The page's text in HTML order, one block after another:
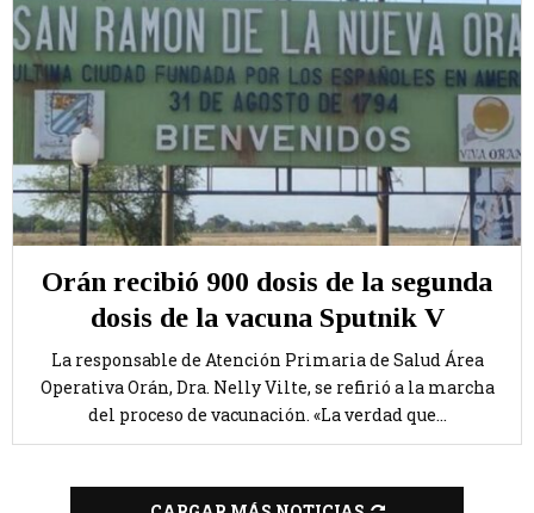
Orán recibió 900 dosis de la segunda
dosis de la vacuna Sputnik V
La responsable de Atención Primaria de Salud Área
Operativa Orán, Dra. Nelly Vilte, se refirió a la marcha
del proceso de vacunación. «La verdad que...